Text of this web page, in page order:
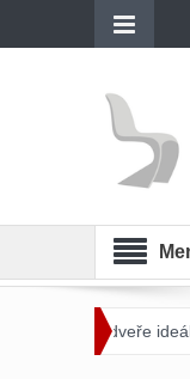
dveře ideálním